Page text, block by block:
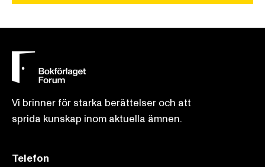
Vi brinner för starka berättelser och att
sprida kunskap inom aktuella ämnen.
Telefon